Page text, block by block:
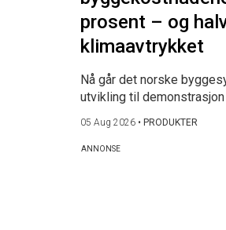
prosent – og
klimaavtrykket
Nå går det norske
utvikling til
05 Aug 2026 • PRODUKTER